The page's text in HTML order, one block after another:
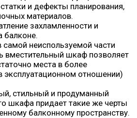
и дефекты планирования,
материалов.
захламленности и
балконе.
неиспользуемой части
вместительный шкаф позволяет
места в более
эксплуатационном отношении)
стильный и продуманный
шкафа придает такие же черты
балконному пространству.